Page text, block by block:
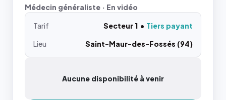
Médecin généraliste · En vidéo
Tarif Secteur 1
Tiers payant
Lieu
Saint-Maur-des-Fossés (94)
Aucune disponibilité à venir